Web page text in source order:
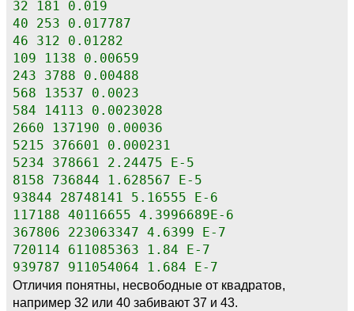
32 181 0.019
40 253 0.017787
46 312 0.01282
109 1138 0.00659
243 3788 0.00488
568 13537 0.0023
584 14113 0.0023028
2660 137190 0.00036
5215 376601 0.000231
5234 378661 2.24475 E-5
8158 736844 1.628567 E-5
93844 28748141 5.16555 E-6
117188 40116655 4.3996689E-6
367806 223063347 4.6399 E-7
720114 611085363 1.84 E-7
939787 911054064 1.684 E-7
Отличия понятны, несвободные от квадратов,
например 32 или 40 забивают 37 и 43.